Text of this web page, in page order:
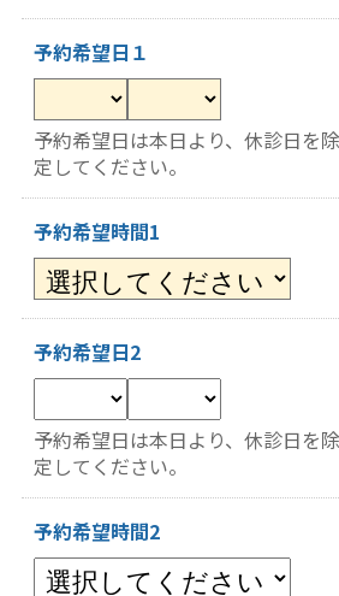
予約希望日１
予約希望日は本日より、休診日を
定してください。
予約希望時間1
予約希望日2
予約希望日は本日より、休診日を
定してください。
予約希望時間2